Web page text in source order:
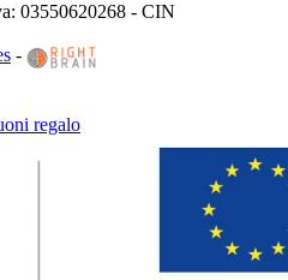
03550620268 - CIN
-
regalo